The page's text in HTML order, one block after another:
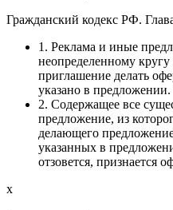
Гражданский кодекс РФ.
1. Реклама и иные
неопределенному
приглашение делать
указано в предложении.
2. Содержащее все
предложение, из
делающего
указанных в
отзовется, признается
x